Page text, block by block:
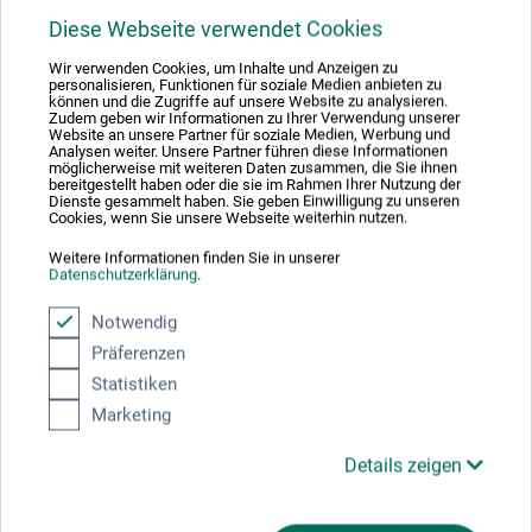
Diese Webseite verwendet Cookies
Wir verwenden Cookies, um Inhalte und Anzeigen zu
personalisieren, Funktionen für soziale Medien anbieten zu
können und die Zugriffe auf unsere Website zu analysieren.
Zudem geben wir Informationen zu Ihrer Verwendung unserer
Website an unsere Partner für soziale Medien, Werbung und
Analysen weiter. Unsere Partner führen diese Informationen
möglicherweise mit weiteren Daten zusammen, die Sie ihnen
bereitgestellt haben oder die sie im Rahmen Ihrer Nutzung der
Dienste gesammelt haben. Sie geben Einwilligung zu unseren
Cookies, wenn Sie unsere Webseite weiterhin nutzen.
Weitere Informationen finden Sie in unserer
Datenschutzerklärung.
Notwendig
Präferenzen
Statistiken
Marketing
Details zeigen
diesem Produkt.
boesner GmbH distribution + logistics
Liegnitzer Str. 17
58454 Witten
DE
info.dl@boesner.com
Kunden kauften auch